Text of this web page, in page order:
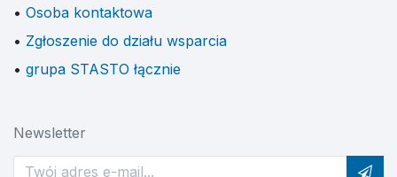
Osoba kontaktowa
Zgłoszenie do działu wsparcia
grupa STASTO łącznie
Newsletter